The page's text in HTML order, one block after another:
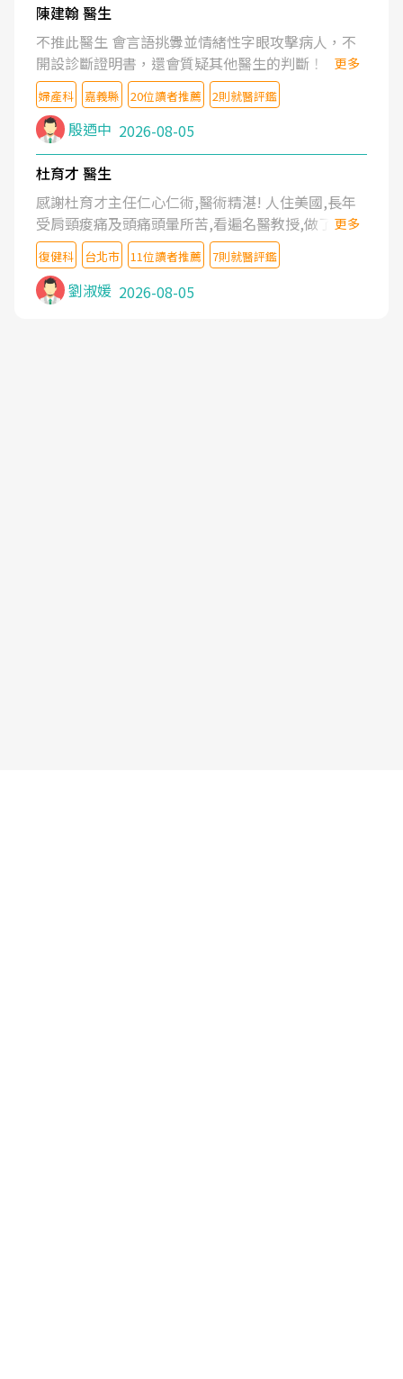
陳建翰 醫生
不推此醫生 會言語挑釁並情緒性字眼攻擊病人，不
開設診斷證明書，還會質疑其他醫生的判斷！
更多
婦產科 嘉義縣 20位讀者推薦 2則就醫評鑑
殷迺中 2026-08-05
杜育才 醫生
感謝杜育才主任仁心仁術,醫術精湛! 人住美國,長年
受肩頸痠痛及頭痛頭暈所苦,看遍名醫教授,做了各種
檢查,也嘗試過西醫打針,中醫針灸及物理徒手治療都
沒有用,後來連吃到嗎啡類止痛藥都效果有限,只是壓
症狀,沒多久就痛起來,多年失眠嚴重影響生活品質.
台灣親友介紹忠孝醫院杜育才主任是頸頭症候群專
更多
復健科 台北市 11位讀者推薦 7則就醫評鑑
劉淑媛 2026-08-05